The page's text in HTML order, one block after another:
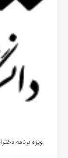
ویژه برنامه